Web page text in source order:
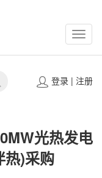
登录| 注册
光热发电
热)采购